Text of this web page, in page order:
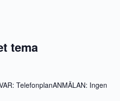
tema
TelefonplanANMÄLAN: Ingen